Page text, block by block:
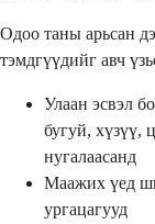
Одоо таны арьсан
тэмдгүүдийг авч
Улаан эсвэл
бугуй, хүзүү,
нугалаасанд
Маажих үед
ургацагууд